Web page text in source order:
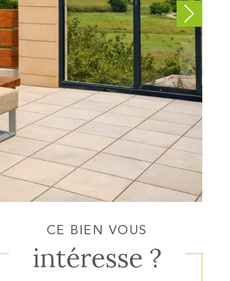
CE BIEN VOUS
intéresse ?